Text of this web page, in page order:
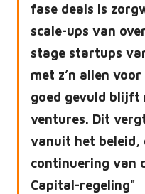
fase deals is
scale-ups van
stage startups
met z’n allen
goed gevuld blijft
ventures. Dit
vanuit het beleid,
continuering van
Capital-regeling